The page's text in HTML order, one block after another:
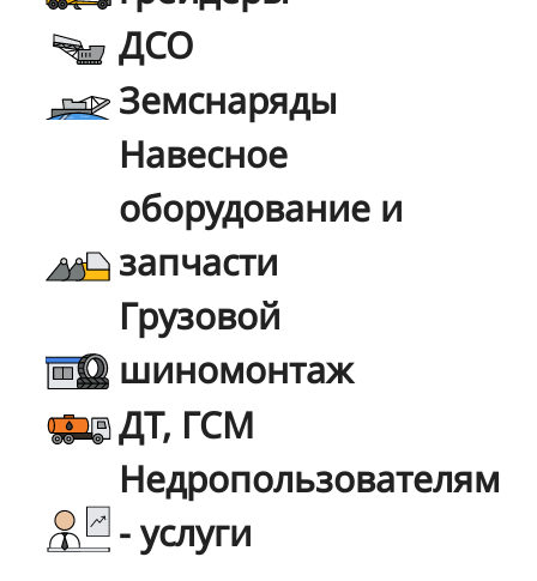
ДСО
Земснаряды
Навесное
оборудование и
запчасти
Грузовой
шиномонтаж
ДТ, ГСМ
Недропользователям
- услуги